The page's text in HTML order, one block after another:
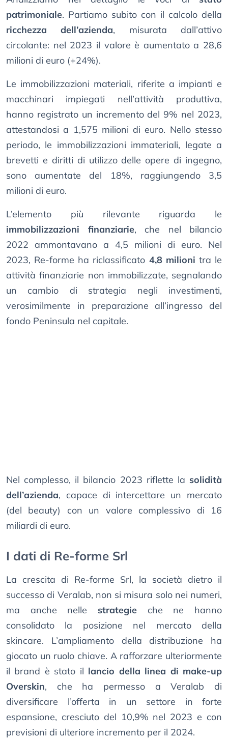
patrimoniale. Partiamo subito con il calcolo della
ricchezza dell’azienda, misurata dall’attivo
circolante: nel 2023 il valore è aumentato a 28,6
milioni di euro (+24%).
Le immobilizzazioni materiali, riferite a impianti e
macchinari impiegati nell’attività produttiva,
hanno registrato un incremento del 9% nel 2023,
attestandosi a 1,575 milioni di euro. Nello stesso
periodo, le immobilizzazioni immateriali, legate a
brevetti e diritti di utilizzo delle opere di ingegno,
sono aumentate del 18%, raggiungendo 3,5
milioni di euro.
L’elemento più rilevante riguarda le
immobilizzazioni finanziarie, che nel bilancio
2022 ammontavano a 4,5 milioni di euro. Nel
2023, Re-forme ha riclassificato 4,8 milioni tra le
attività finanziarie non immobilizzate, segnalando
un cambio di strategia negli investimenti,
verosimilmente in preparazione all’ingresso del
fondo Peninsula nel capitale.
Nel complesso, il bilancio 2023 riflette la solidità
dell’azienda, capace di intercettare un mercato
(del beauty) con un valore complessivo di 16
miliardi di euro.
I dati di Re-forme Srl
La crescita di Re-forme Srl, la società dietro il
successo di Veralab, non si misura solo nei numeri,
ma anche nelle strategie che ne hanno
consolidato la posizione nel mercato della
skincare. L’ampliamento della distribuzione ha
giocato un ruolo chiave. A rafforzare ulteriormente
il brand è stato il lancio della linea di make-up
Overskin, che ha permesso a Veralab di
diversificare l’offerta in un settore in forte
espansione, cresciuto del 10,9% nel 2023 e con
previsioni di ulteriore incremento per il 2024.